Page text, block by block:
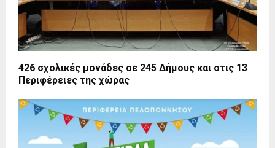
426 σχολικές μονάδες σε 245 Δήμους και στις 13
Περιφέρειες της χώρας